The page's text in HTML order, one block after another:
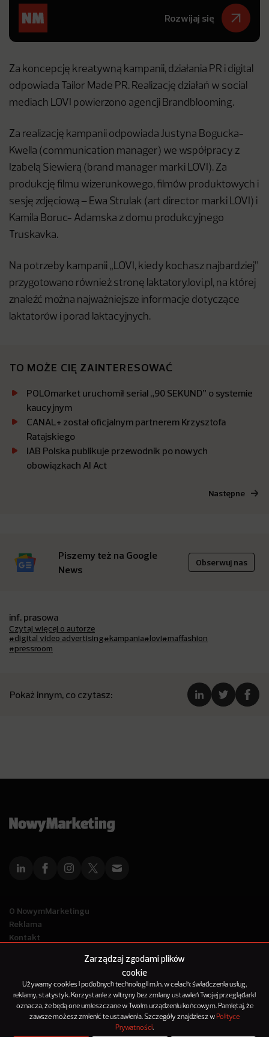
Zarządzaj zgodami plików
cookie
Używamy cookies i podobnych technologii m.in. w celach: świadczenia usług,
reklamy, statystyk. Korzystanie z witryny bez zmiany ustawień Twojej przeglądarki
oznacza, że będą one umieszczane w Twoim urządzeniu końcowym. Pamiętaj, że
zawsze możesz zmienić te ustawienia. Szczegóły znajdziesz w Polityce
Prywatności.
Rozwijaj się
Za koncepcję kreatywną kampanii, działania PR i digital
odpowiada Tailor Made PR. Realizację działań w social
mediach LOVI powierzono agencji Brandblooming.
Za realizację kampanii odpowiada Justyna Bogucka-
Kwella (communication manager) we współpracy z
Izabelą Siewierą (brand manager marki LOVI). Za
produkcję filmu wizerunkowego, filmów produktowych i
sesję zdjęciową – Ewa Strulak (art director marki LOVI) i
Kamila Boruc- Adamska z domu produkcyjnego
Truskavka.
Na potrzeby kampanii „LOVI, kiedy kochasz najbardziej”
przygotowano również stronę laktatory.lovi.pl, na której
znaleźć można najważniejsze informacje dotyczące
laktatorów i porad laktacyjnych.
TO MOŻE CIĘ ZAINTERESOWAĆ
POLOmarket uruchomił serial „90 SEKUND” o systemie
kaucyjnym
CANAL+ został oficjalnym partnerem Krzysztofa
Ratajskiego
IAB Polska publikuje przewodnik po nowych
obowiązkach AI Act
Następne
Piszemy też na Google
News
Obserwuj nas
inf. prasowa
Czytaj więcej o autorze
#digital video advertising#kampania#lovi#maffashion
#pressroom
Pokaż innym, co czytasz:
O NowymMarketingu
Reklama
Kontakt
© 2012-2025
NowyMarketing jest marką 143Media Sp. z o.o.